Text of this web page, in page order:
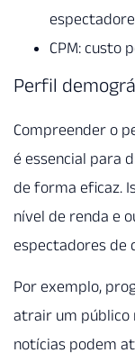
CPM: custo
Perfil
Compreender o
é essencial para
de forma eficaz.
nível de renda e
espectadores de
Por exemplo,
atrair um público
notícias podem